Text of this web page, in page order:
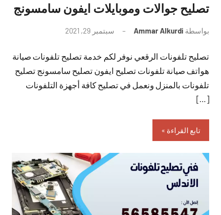
تصليح جوالات وموبايلات ايفون سامسونج
بواسطة Ammar Alkurdi سبتمبر 29, 2021
تعليقات
تصليح تلفونات الرقعي نوفر لكم خدمة تصليح تلفونات صيانة
هواتف صيانة تلفونات تصليح ايفون تصليح سامسونج تصليح
تلفونات بالمنزل ونعمل في تصليح كافة أجهزة التلفونات
[…]
تابع القراءة